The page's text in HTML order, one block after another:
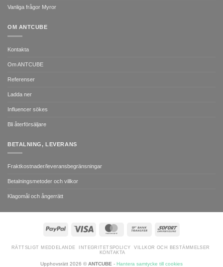
Vanliga frågor Myror
OM ANTCUBE
Kontakta
Om ANTCUBE
Referenser
Ladda ner
Influencer sökes
Bli återförsäljare
BETALNING, LEVERANS
Fraktkostnader/leveransbegränsningar
Betalningsmetoder och villkor
Klagomål och ångerrätt
PayPal MasterCard
Bank
Sofort
RÄTTSLIGT MEDDELANDE INTEGRITETSPOLICY
VILLKOR OCH BESTÄMMELSER
KONTAKTA
Upphovsrätt 2026 ©ANTCUBE - Hantera samtycke till cookies